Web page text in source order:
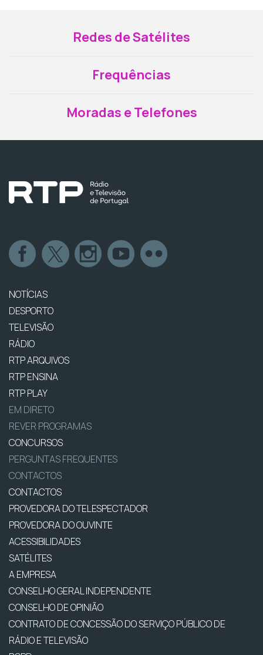
Redes de Satélites
Frequências
Moradas e Telefones
NOTÍCIAS
DESPORTO
TELEVISÃO
RÁDIO
RTP ARQUIVOS
RTP ENSINA
RTP PLAY
EM DIRETO
REVER PROGRAMAS
CONCURSOS
PERGUNTAS FREQUENTES
CONTACTOS
CONTACTOS
PROVEDORA DO TELESPECTADOR
PROVEDORA DO OUVINTE
ACESSIBILIDADES
SATÉLITES
A EMPRESA
CONSELHO GERAL INDEPENDENTE
CONSELHO DE OPINIÃO
CONTRATO DE CONCESSÃO DO SERVIÇO PÚBLICO DE
RÁDIO E TELEVISÃO